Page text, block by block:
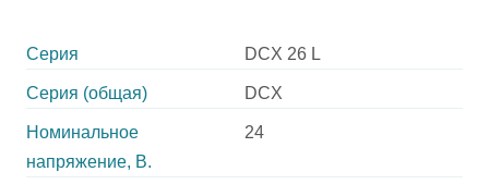
Серия DCX 26 L
Серия (общая) DCX
Номинальное
напряжение, В.
24